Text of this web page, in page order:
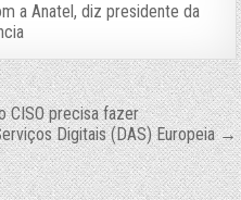
a Anatel, diz presidente da
CISO precisa fazer
Digitais (DAS) Europeia →